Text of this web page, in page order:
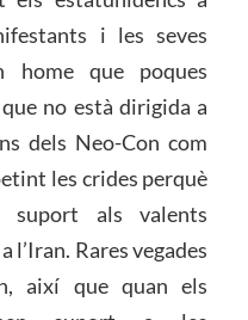
i les seves
home que poques
no està dirigida a
dels Neo-Con com
les crides perquè
suport als valents
Rares vegades
així que quan els